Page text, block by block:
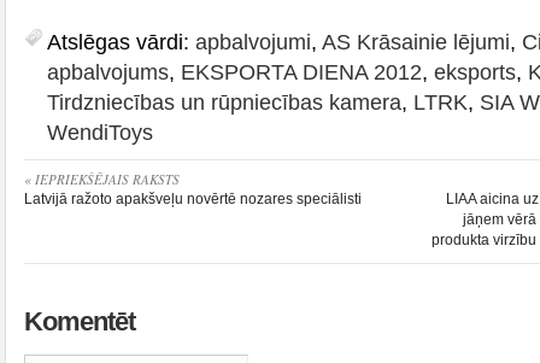
Atslēgas vārdi: apbalvojumi, AS Krāsainie lējumi,
apbalvojums, EKSPORTA DIENA 2012, eksports,
Tirdzniecības un rūpniecības kamera, LTRK, SIA
WendiToys
« IEPRIEKŠĒJAIS RAKSTS
Latvijā ražoto apakšveļu novērtē nozares speciālisti
LIAA aicina
jāņem
produkta virzību
Komentēt